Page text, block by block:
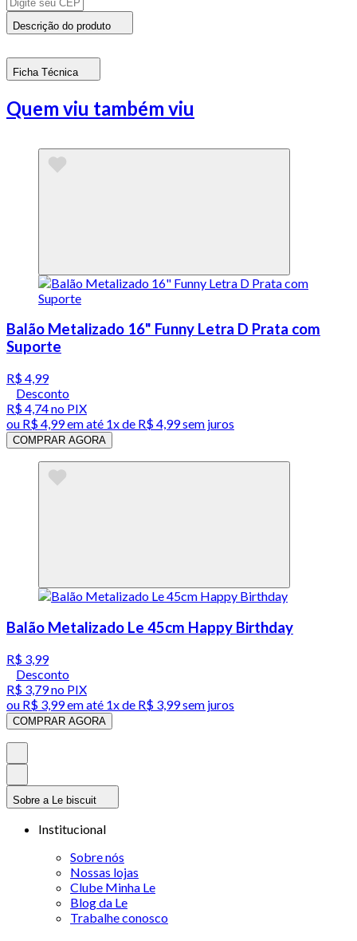
Descrição do produto
Ficha Técnica
Quem viu também viu
Balão Metalizado 16" Funny Letra D Prata com
Suporte
R$ 4,99
Desconto
R$ 4,74no PIX
ou R$ 4,99em até 1x de R$ 4,99sem juros
COMPRAR AGORA
Balão Metalizado Le 45cm Happy Birthday
R$ 3,99
Desconto
R$ 3,79no PIX
ou R$ 3,99em até 1x de R$ 3,99sem juros
COMPRAR AGORA
Sobre a Le biscuit
Institucional
Sobre nós
Nossas lojas
Clube Minha Le
Blog da Le
Trabalhe conosco